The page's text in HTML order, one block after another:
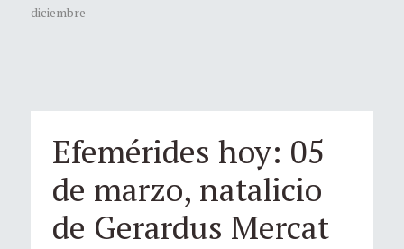
diciembre
Efemérides hoy: 05
de marzo, natalicio
de Gerardus Mercat